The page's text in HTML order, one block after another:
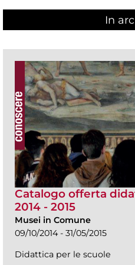
In
Catalogo offerta
2014 - 2015
Musei in Comune
09/10/2014 - 31/05/2015
Didattica per le scuole